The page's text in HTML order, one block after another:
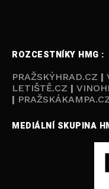
ROZCESTNÍKY HMG :
PRAŽSKÝHRAD.CZ |
LETIŠTĚ.CZ |
|
MEDIÁLNÍ SKUPINA